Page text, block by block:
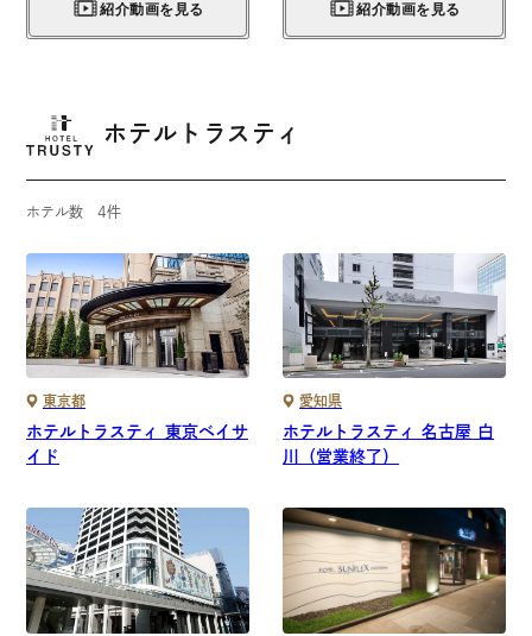
紹介動画を見る 紹介動画を見る
ホテルトラスティ
ホテル数 4件
東京都
ホテルトラスティ 東京ベイサ
イド
愛知県
ホテルトラスティ 名古屋 白
川（営業終了）